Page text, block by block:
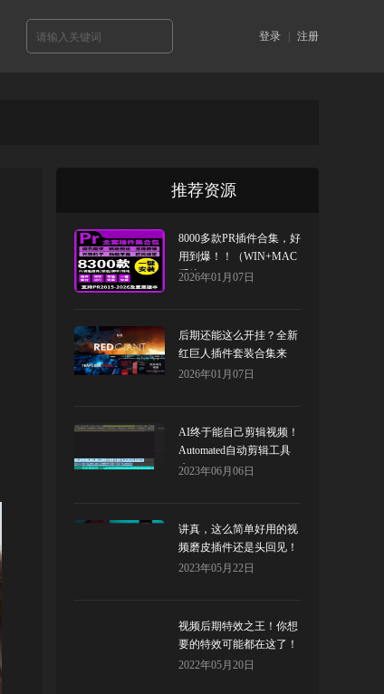
登录 注册
推荐资源
8000多款PR插件合集，好
用到爆！！（WIN+MAC
系统）
2026年01月07日
后期还能这么开挂？全新
红巨人插件套装合集来
了！
2026年01月07日
AI终于能自己剪辑视频！
Automated自动剪辑工具
来了！
2023年06月06日
讲真，这么简单好用的视
频磨皮插件还是头回见！
2023年05月22日
视频后期特效之王！你想
要的特效可能都在这了！
AtomX
2022年05月20日